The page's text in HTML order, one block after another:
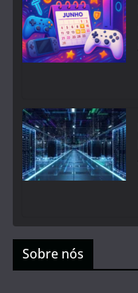
Sobre nós